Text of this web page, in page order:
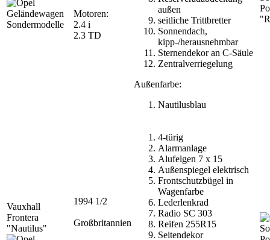
Motoren:
2.4 i
2.3 TD
außen
seitliche Trittbretter
Sonnendach,
kipp-/herausnehmbar
Sternendekor an C-Säule
Zentralverriegelung
Außenfarbe:
Nautilusblau
Vauxhall
Frontera
"Nautilus"
1994 1/2
Großbritannien
4-türig
Alarmanlage
Alufelgen 7 x 15
Außenspiegel elektrisch
Frontschutzbügel in
Wagenfarbe
Lederlenkrad
Radio SC 303
Reifen 255R15
Seitendekor